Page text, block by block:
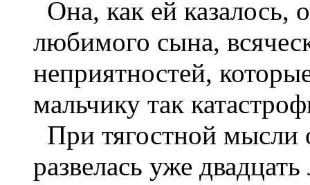
Она, как ей казалось,
любимого сына,
неприятностей,
мальчику так
При тягостной
развелась уже